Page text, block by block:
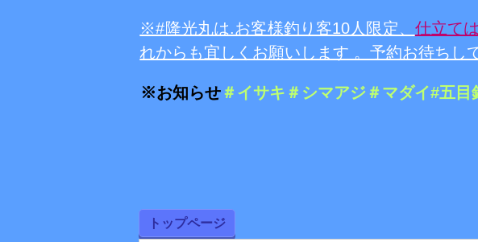
※#隆光丸は.お客様釣り客10人限定、 仕立て
れからも宜しくお願いします 。予約お待ちし
※お知らせ＃イサキ＃シマアジ＃マダイ#五目
トップページ